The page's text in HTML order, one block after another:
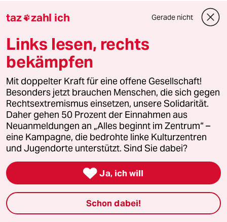
Fragen & Hilfe
Feedback
Aboservice
ePaper Login
Downloads für Abonnierende
© 2026 taz Verlags und Vertriebs GmbH
Alle Rechte vorbehalten. Bei rechtlichen Fragen oder für Genehmigungen
taz zahl ich Gerade nicht
Links lesen, rechts
bekämpfen
Mit doppelter Kraft für eine offene Gesellschaft!
Besonders jetzt brauchen Menschen, die sich gegen
Rechtsextremismus einsetzen, unsere Solidarität.
Daher gehen 50 Prozent der Einnahmen aus
Neuanmeldungen an „Alles beginnt im Zentrum“ –
eine Kampagne, die bedrohte linke Kulturzentren
und Jugendorte unterstützt. Sind Sie dabei?
 Ja, ich will
Schon dabei!